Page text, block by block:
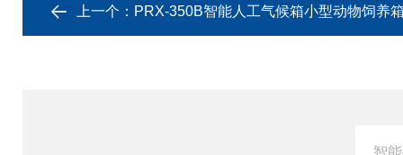
上一个： PRX-350B智能人工气候箱小型动物饲养